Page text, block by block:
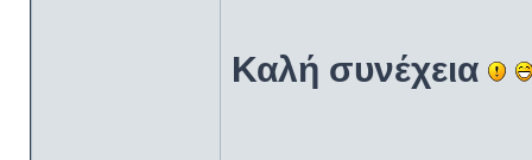
Καλή συνέχεια